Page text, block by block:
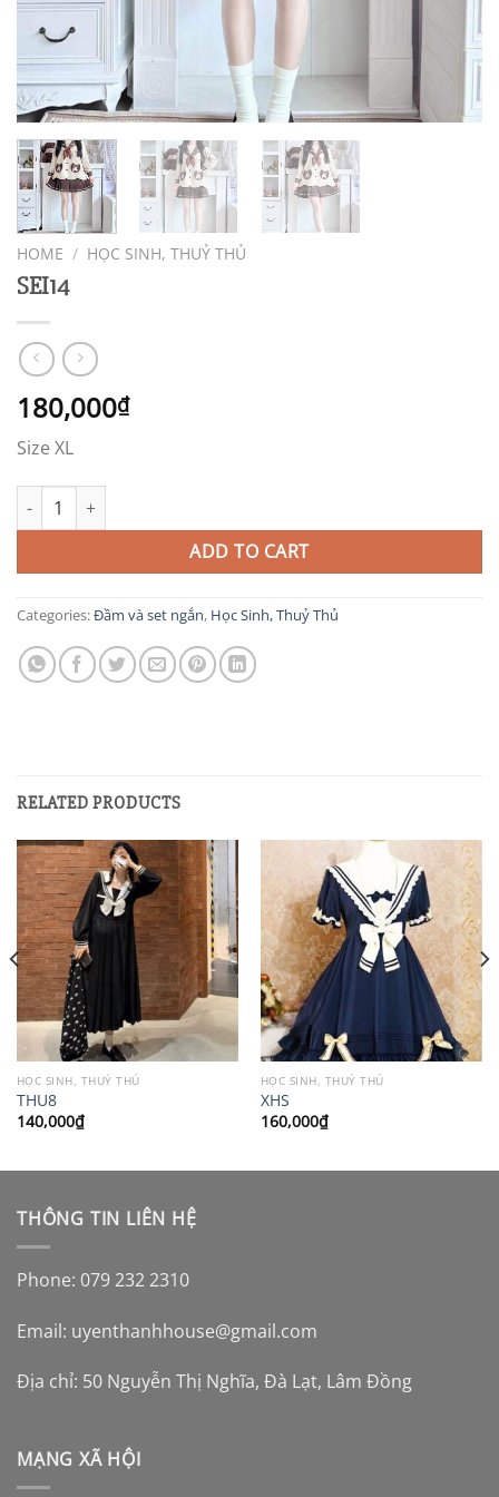
HOME / HỌC SINH, THUỶ THỦ
SEI14
180,000₫
Size XL
SEI14 quantity
ADD TO CART
Categories:Đầm và set ngắn, Học Sinh, Thuỷ Thủ
RELATED PRODUCTS
HỌC SINH, THUỶ THỦ
THU8
140,000₫
HỌC SINH, THUỶ THỦ
XHS
160,000₫
THÔNG TIN LIÊN HỆ
Phone: 079 232 2310
Email: uyenthanhhouse@gmail.com
Địa chỉ: 50 Nguyễn Thị Nghĩa, Đà Lạt, Lâm Đồng
MẠNG XÃ HỘI